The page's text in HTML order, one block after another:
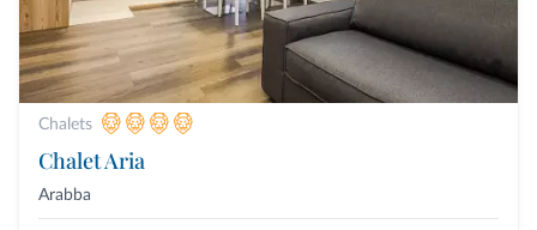
Chalets
Chalet Aria
Arabba